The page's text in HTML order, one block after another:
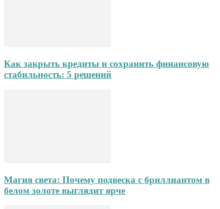
Как закрыть кредиты и сохранить финансовую
стабильность: 5 решений
Магия света: Почему подвеска с бриллиантом в
белом золоте выглядит ярче